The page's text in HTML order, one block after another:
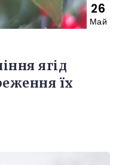
26
Май
ягід
їх